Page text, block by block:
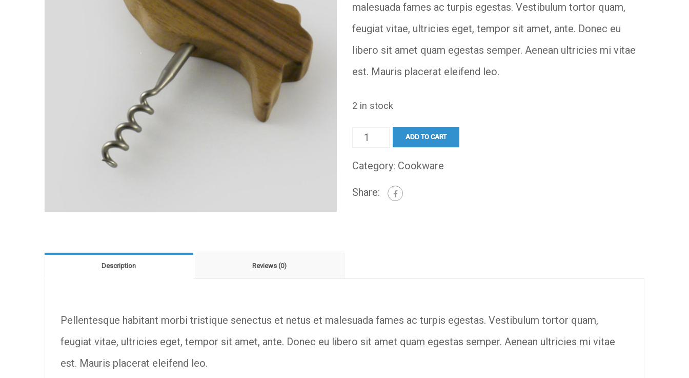
malesuada fames ac turpis egestas. Vestibulum tortor quam,
feugiat vitae, ultricies eget, tempor sit amet, ante. Donec eu
libero sit amet quam egestas semper. Aenean ultricies mi vitae
est. Mauris placerat eleifend leo.
2 in stock
Corkscrew
quantity
ADD TO CART
Category: Cookware
Share:
Description Reviews (0)
Pellentesque habitant morbi tristique senectus et netus et malesuada fames ac turpis egestas. Vestibulum tortor quam,
feugiat vitae, ultricies eget, tempor sit amet, ante. Donec eu libero sit amet quam egestas semper. Aenean ultricies mi vitae
est. Mauris placerat eleifend leo.